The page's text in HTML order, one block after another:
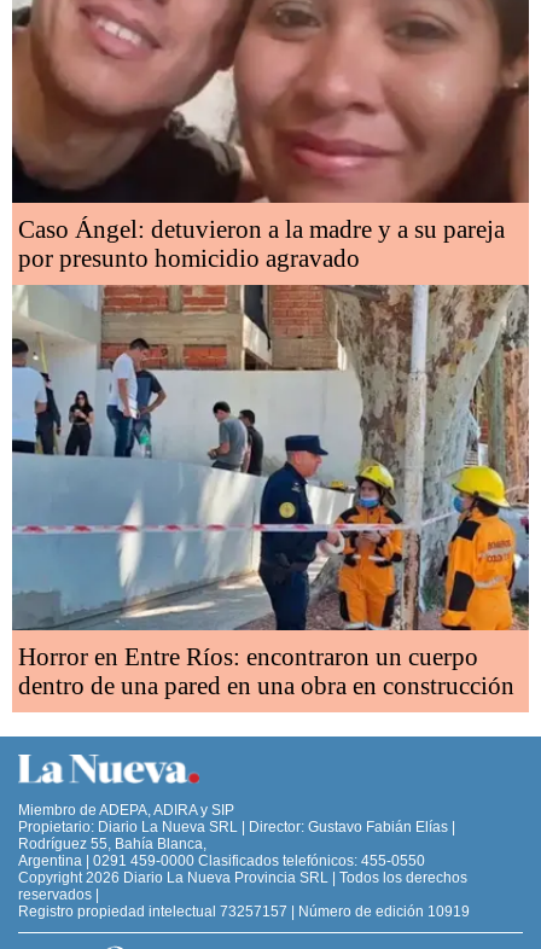
Caso Ángel: detuvieron a la madre y a su pareja
por presunto homicidio agravado
Horror en Entre Ríos: encontraron un cuerpo
dentro de una pared en una obra en construcción
Miembro de ADEPA, ADIRA y SIP
Propietario: Diario La Nueva SRL | Director: Gustavo Fabián Elías |
Rodríguez 55, Bahía Blanca,
Argentina | 0291 459-0000 Clasificados telefónicos: 455-0550
Copyright 2026 Diario La Nueva Provincia SRL | Todos los derechos
reservados |
Registro propiedad intelectual 73257157 | Número de edición 10919